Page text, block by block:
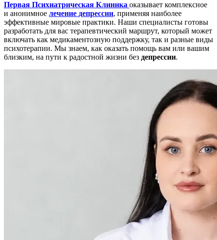
Первая Психиатрическая Клиника оказывает комплексное
и анонимное лечение депрессии, применяя наиболее
эффективные мировые практики. Наши специалисты готовы
разработать для вас терапевтический маршрут, который может
включать как медикаментозную поддержку, так и разные виды
психотерапии. Мы знаем, как оказать помощь вам или вашим
близким, на пути к радостной жизни без депрессии.